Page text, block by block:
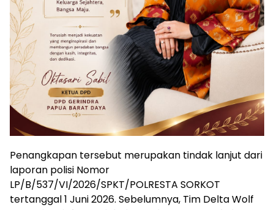
Penangkapan tersebut merupakan tindak lanjut dari
laporan polisi Nomor
LP/B/537/VI/2026/SPKT/POLRESTA SORKOT
tertanggal 1 Juni 2026. Sebelumnya, Tim Delta Wolf